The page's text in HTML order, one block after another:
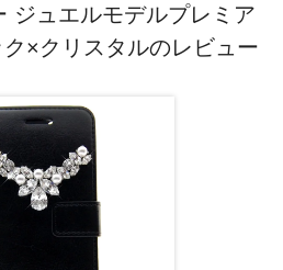
ジュエルモデルプレミア
×クリスタルのレビュー